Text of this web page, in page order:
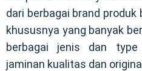
dari berbagai brand
khususnya yang banyak
berbagai jenis dan
jaminan kualitas dan